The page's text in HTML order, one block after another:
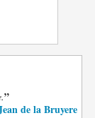
”
de la Bruyere